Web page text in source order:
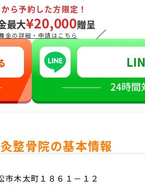
ら予約した方限定！
最大¥20,000贈呈
金の詳細・申請はこちら ／
整骨院の基本情報
市木太町１８６１－１２